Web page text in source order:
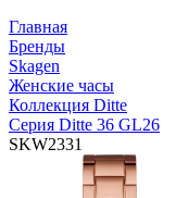
Главная
Бренды
Skagen
Женские часы
Коллекция Ditte
Серия Ditte 36 GL26
SKW2331